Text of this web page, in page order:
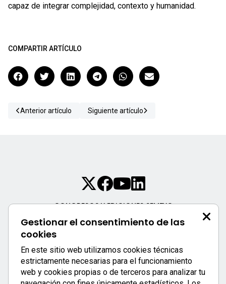
capaz de integrar complejidad, contexto y humanidad.
COMPARTIR ARTÍCULO
Anterior artículo Siguiente artículo
Gestionar el consentimiento de las
cookies
En este sitio web utilizamos cookies técnicas
estrictamente necesarias para el funcionamiento
web y cookies propias o de terceros para analizar tu
CONGRESOS Y EDICIONES SEMFYC
📍 C/ del Pi, 11, 2º 13ª
08002 – Barcelona
📞 933 177 129
✉️congresos@semfyc.es